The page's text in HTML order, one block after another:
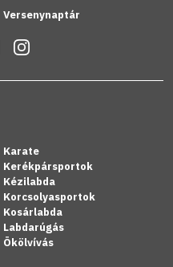
Versenynaptár
Karate
Kerékpársportok
Kézilabda
Korcsolyasportok
Kosárlabda
Labdarúgás
Ökölvívás